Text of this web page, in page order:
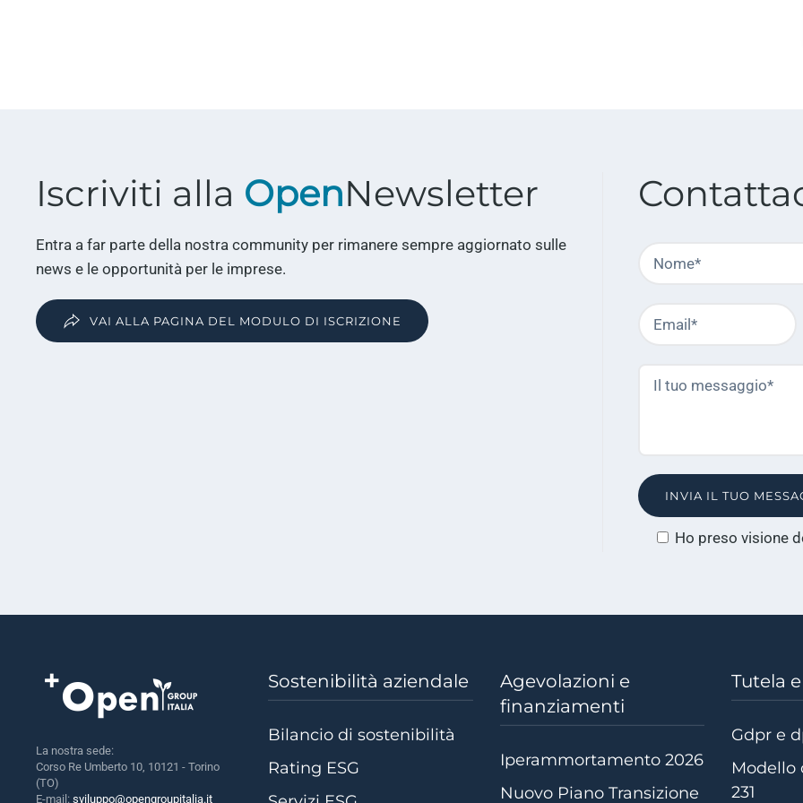
Iscriviti alla OpenNewsletter
Entra a far parte della nostra community per rimanere sempre aggiornato sulle
news e le opportunità per le imprese.
VAI ALLA PAGINA DEL MODULO DI ISCRIZIONE
Nome
Email
Il
Ho preso visione
La nostra sede:
Corso Re Umberto 10, 10121 - Torino
(TO)
E-mail: sviluppo@opengroupitalia.it
Sostenibilità aziendale
Bilancio di sostenibilità
Rating ESG
Agevolazioni e
finanziamenti
Iperammortamento 2026
Nuovo Piano Transizione
Tutela
Gdpr e
Modello
231